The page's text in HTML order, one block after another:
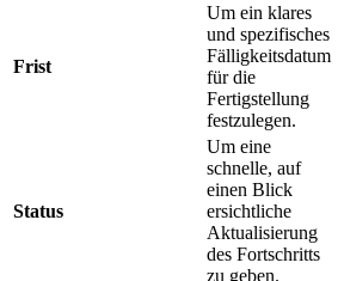
Frist
Um ein klares
und spezifisches
Fälligkeitsdatum
für die
Fertigstellung
festzulegen.
Status
Um eine
schnelle, auf
einen Blick
ersichtliche
Aktualisierung
des Fortschritts
zu geben.